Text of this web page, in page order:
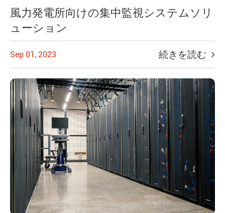
風力発電所向けの集中監視システムソリ
ューション
Sep 01, 2023 続きを読む